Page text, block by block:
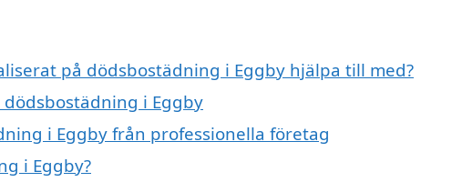
på dödsbostädning i Eggby hjälpa till med?
i Eggby
i Eggby från professionella företag
i Eggby?